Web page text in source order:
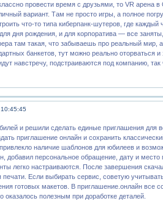
провести время с друзьями, то VR арена
вариант. Там не просто игры, а полное
что-то типа киберпанк-шутеров, где каждый
дня рождения, и для корпоратива — все
там такая, что забываешь про реальный мир,
банкетов, тут можно реально оторваться
навстречу, подстраиваются под компанию, так
и решили сделать единые приглашения для
приглашение онлайн и сохранить
привлекло наличие шаблонов для юбилеев и
добавил персональное обращение, дату и место
легко настраиваются. После завершения
печати. Если выбирать сервис, советую
готовых макетов. В приглашение.онлайн все
оказалось полезным при доработке деталей.